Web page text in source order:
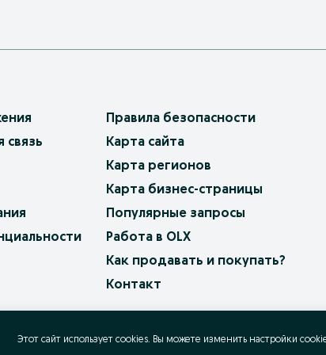
связь
Правила безопасности
Карта сайта
Карта регионов
Карта бизнес-страницы
Популярные запросы
Работа в OLX
Как продавать и покупать?
Контакт
Этот сайт использует cookies. Вы можете изменить настройки